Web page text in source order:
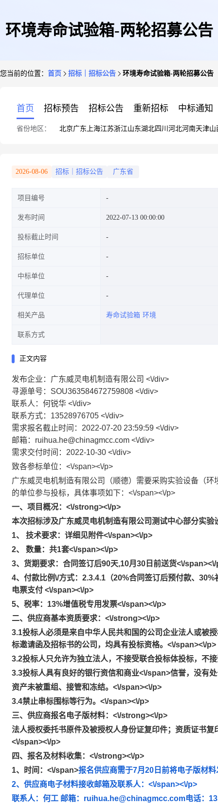
环境寿命试验箱-两轮招募公告
您当前的位置： 首页 招标｜招标公告 环境寿命试验箱-两轮招募公告
首页 招标预告 招标公告 重新招标 中标通知
省份地区： 北京广东 上海江苏浙江山东湖北四川 河北河南天津山
2026-08-06 招标｜招标公告 广东省
项目编号
发布时间 2022-07-13 00:00:00
投标截止时间
招标单位
中标单位
代理单位
相关产品 寿命试验箱 环境
联系方式
正文内容
发布企业：广东威灵电机制造有限公司 <\/div>
寻源单号：SOU363584672759808 <\/div>
联系人：何锐华 <\/div>
联系方式：13528976705 <\/div>
需求报名截止时间：2022-07-20 23:59:59 <\/div>
邮箱：ruihua.he@chinagmcc.com <\/div>
需求交付时间：2022-10-30 <\/div>
致各参标单位：<\/span><\/p>
广东威灵电机制造有限公司（顺德）需要采购实验设备（
的单位参与投标，具体事项如下：<\/span><\/p>
一、项目概况：<\/strong><\/p>
本次招标涉及广东威灵电机制造有限公司测试中心部分实
1、 技术要求：详细见附件<\/span><\/p>
2、 数量：共1套<\/span><\/p>
3、货期要求：合同签订后90天,10月30日前送货<\/span><\/
4、付款比例\/方式：2.3.4.1（20%合同签订后预付款、
电票支付 <\/span><\/p>
5、税率：13%增值税专用发票<\/span><\/p>
二、供应商基本资质要求：<\/strong><\/p>
3.1投标人必须是来自中华人民共和国的公司企业法人或被
标邀请函及招标书的公司，均具有投标资格。<\/span><\/p>
3.2投标人只允许为独立法人，不接受联合投标体投标，不
3.3投标人具有良好的银行资信和商业<\/span>信誉，没有
资产未被重组、接管和冻结。<\/span><\/p>
3.4禁止串标围标等行为。<\/span><\/p>
三、供应商报名电子版材料：<\/strong><\/p>
法人授权委托书原件及被授权人身份证复印件；资质证书
<\/span><\/p>
四、报名及材料收集：<\/strong><\/p>
1、时间：<\/span>报名供应商需于7月20日前将电子版材
2、供应商电子材料接收邮箱及联系人：<\/span><\/p>
联系人：何工 邮箱：ruihua.he@chinagmcc.com电话：